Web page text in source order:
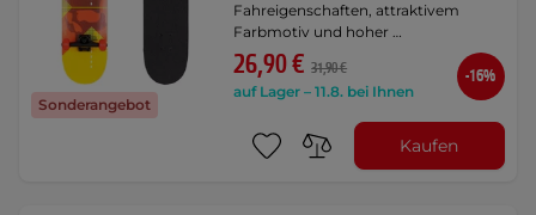
Sonderangebot
Fahreigenschaften, attraktivem
Farbmotiv und hoher …
26,90 € 31,90 €
auf Lager – 11.8. bei Ihnen
-16%
Kaufen